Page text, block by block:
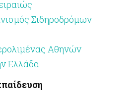
Σιδηροδρόμων
Αθηνών
Ελλάδα